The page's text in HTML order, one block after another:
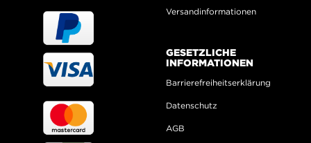
Versandinformationen
GESETZLICHE
INFORMATIONEN
Barrierefreiheitserklärung
Datenschutz
AGB